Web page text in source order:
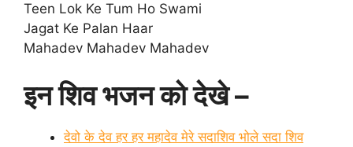
Teen Lok Ke Tum Ho Swami
Jagat Ke Palan Haar
Mahadev Mahadev Mahadev
इन शिव भजन को देखे –
देवो के देव हर हर महादेव मेरे सदाशिव भोले सदा शिव